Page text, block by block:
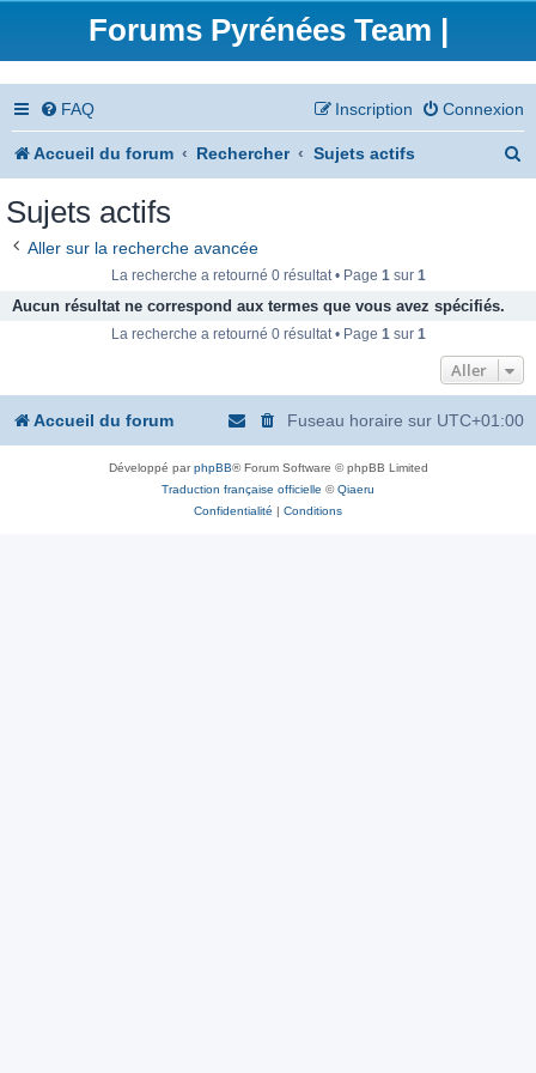
Forums Pyrénées Team |
FAQ Connexion
Inscription
Accueil du forum Rechercher Sujets actifs
e
Sujets actifs
Aller sur la recherche avancée
La recherche a retourné 0 résultat • Page 1sur 1
Aucun résultat ne correspond aux termes que vous avez spécifiés.
La recherche a retourné 0 résultat • Page 1sur 1
Aller
Accueil du forum Fuseau horaire sur UTC+01:00
Développé parphpBB® Forum Software © phpBB Limited
Traduction française officielle ©Qiaeru
Confidentialité | Conditions